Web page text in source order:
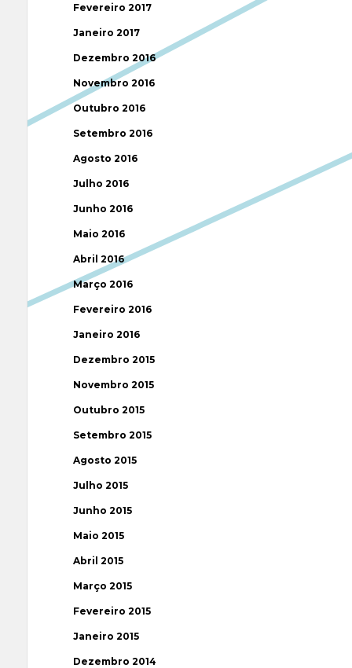
Fevereiro 2017
Janeiro 2017
Dezembro 2016
Novembro 2016
Outubro 2016
Setembro 2016
Agosto 2016
Julho 2016
Junho 2016
Maio 2016
Abril 2016
Março 2016
Fevereiro 2016
Janeiro 2016
Dezembro 2015
Novembro 2015
Outubro 2015
Setembro 2015
Agosto 2015
Julho 2015
Junho 2015
Maio 2015
Abril 2015
Março 2015
Fevereiro 2015
Janeiro 2015
Dezembro 2014